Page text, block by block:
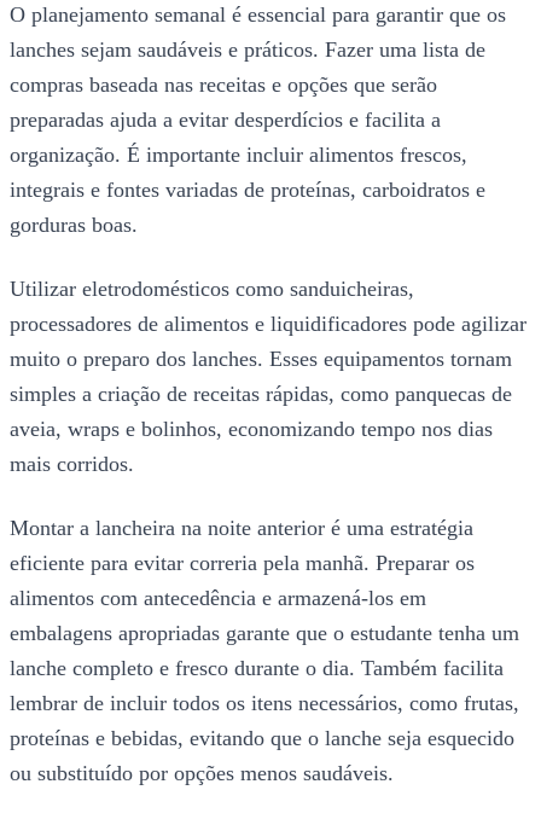
O planejamento semanal é essencial para garantir que os
lanches sejam saudáveis e práticos. Fazer uma lista de
compras baseada nas receitas e opções que serão
preparadas ajuda a evitar desperdícios e facilita a
organização. É importante incluir alimentos frescos,
integrais e fontes variadas de proteínas, carboidratos e
gorduras boas.
Utilizar eletrodomésticos como sanduicheiras,
processadores de alimentos e liquidificadores pode agilizar
muito o preparo dos lanches. Esses equipamentos tornam
simples a criação de receitas rápidas, como panquecas de
aveia, wraps e bolinhos, economizando tempo nos dias
mais corridos.
Montar a lancheira na noite anterior é uma estratégia
eficiente para evitar correria pela manhã. Preparar os
alimentos com antecedência e armazená-los em
embalagens apropriadas garante que o estudante tenha um
lanche completo e fresco durante o dia. Também facilita
lembrar de incluir todos os itens necessários, como frutas,
proteínas e bebidas, evitando que o lanche seja esquecido
ou substituído por opções menos saudáveis.